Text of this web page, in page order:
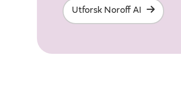
Utforsk Noroff AI